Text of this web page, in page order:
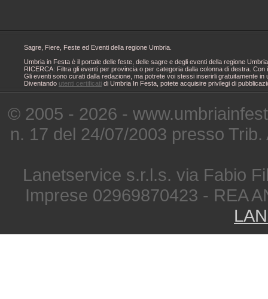
Sagre, Fiere, Feste ed Eventi della regione Umbria.
Umbria in Festa è il portale delle feste, delle sagre e degli eventi della regione
RICERCA: Filtra gli eventi per provincia o per categoria dalla colonna di destra.
Gli eventi sono curati dalla redazione, ma potrete voi stessi inserirli gratuitamente
Diventando utenti certificati di Umbria In Festa, potete acquisire privilegi di
© 2005 - 2026 -
n. 17 del 24/07/2003 presso
Lanetservice s.r.l.s. via Fabio
Imprese 02969870423 - REA